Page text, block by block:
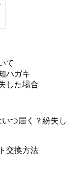
て
ハガキ
した場合
つ届く？紛失し
交換方法